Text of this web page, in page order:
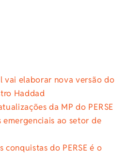
vai elaborar nova versão do
Haddad
da MP do PERSE
emergenciais ao setor de
conquistas do PERSE é o